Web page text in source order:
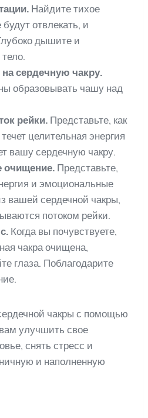
Найдите тихое
отвлекать, и
дышите и
сердечную чакру.
образовывать чашу над
рейки. Представьте, как
целительная энергия
вашу сердечную чакру.
очищение. Представьте,
и эмоциональные
вашей сердечной чакры,
потоком рейки.
Когда вы почувствуете,
чакра очищена,
глаза. Поблагодарите
чакры с помощью
улучшить свое
снять стресс и
и наполненную